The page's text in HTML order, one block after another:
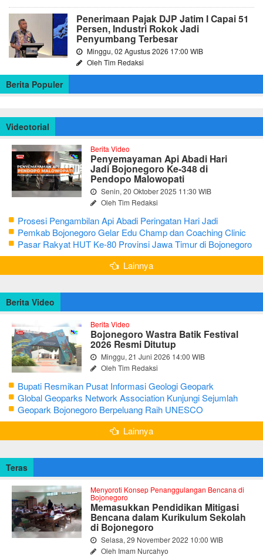
Penerimaan Pajak DJP Jatim I Capai 51
Persen, Industri Rokok Jadi
Penyumbang Terbesar
Minggu, 02 Agustus 2026 17:00 WIB
Oleh Tim Redaksi
Berita Populer
Videotorial
Berita Video
Penyemayaman Api Abadi Hari
Jadi Bojonegoro Ke-348 di
Pendopo Malowopati
Senin, 20 Oktober 2025 11:30 WIB
Oleh Tim Redaksi
Prosesi Pengambilan Api Abadi Peringatan Hari Jadi
Bojonegoro Ke-348
Pemkab Bojonegoro Gelar Edu Champ dan Coaching Clinic
Seni Reog dan Jaranan
Pasar Rakyat HUT Ke-80 Provinsi Jawa Timur di Bojonegoro
Lainnya
Berita Video
Berita Video
Bojonegoro Wastra Batik Festival
2026 Resmi Ditutup
Minggu, 21 Juni 2026 14:00 WIB
Oleh Tim Redaksi
Bupati Resmikan Pusat Informasi Geologi Geopark
Bojonegoro
Global Geoparks Network Association Kunjungi Sejumlah
Geosite di Bojonegoro
Geopark Bojonegoro Berpeluang Raih UNESCO
Global Geopark
Lainnya
Teras
Menyoroti Konsep Penanggulangan Bencana di
Bojonegoro
Memasukkan Pendidikan Mitigasi
Bencana dalam Kurikulum Sekolah
di Bojonegoro
Selasa, 29 November 2022 10:00 WIB
Oleh Imam Nurcahyo